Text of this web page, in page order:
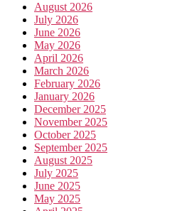
August 2026
July 2026
June 2026
May 2026
April 2026
March 2026
February 2026
January 2026
December 2025
November 2025
October 2025
September 2025
August 2025
July 2025
June 2025
May 2025